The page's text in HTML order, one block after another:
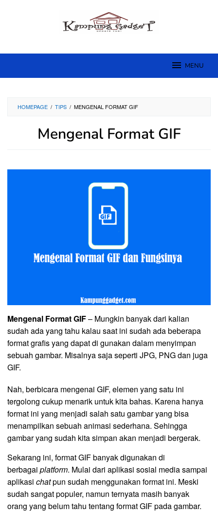
MENU
HOMEPAGE / TIPS / MENGENAL FORMAT GIF
Mengenal Format GIF
Mengenal Format GIF– Mungkin banyak dari kalian
sudah ada yang tahu kalau saat ini sudah ada beberapa
format grafis yang dapat di gunakan dalam menyimpan
sebuah gambar. Misalnya saja seperti JPG, PNG dan juga
GIF.
Nah, berbicara mengenai GIF, elemen yang satu ini
tergolong cukup menarik untuk kita bahas. Karena hanya
format ini yang menjadi salah satu gambar yang bisa
menampilkan sebuah animasi sederhana. Sehingga
gambar yang sudah kita simpan akan menjadi bergerak.
Sekarang ini, format GIF banyak digunakan di
berbagai platform. Mulai dari aplikasi sosial media sampai
aplikasi chatpun sudah menggunakan format ini. Meski
sudah sangat populer, namun ternyata masih banyak
orang yang belum tahu tentang format GIF pada gambar.